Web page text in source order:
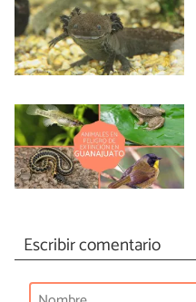
Escribir comentario